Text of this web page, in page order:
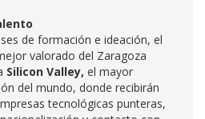
de formación e ideación, el
valorado del Zaragoza
Silicon Valley, el mayor
del mundo, donde recibirán
tecnológicas punteras,